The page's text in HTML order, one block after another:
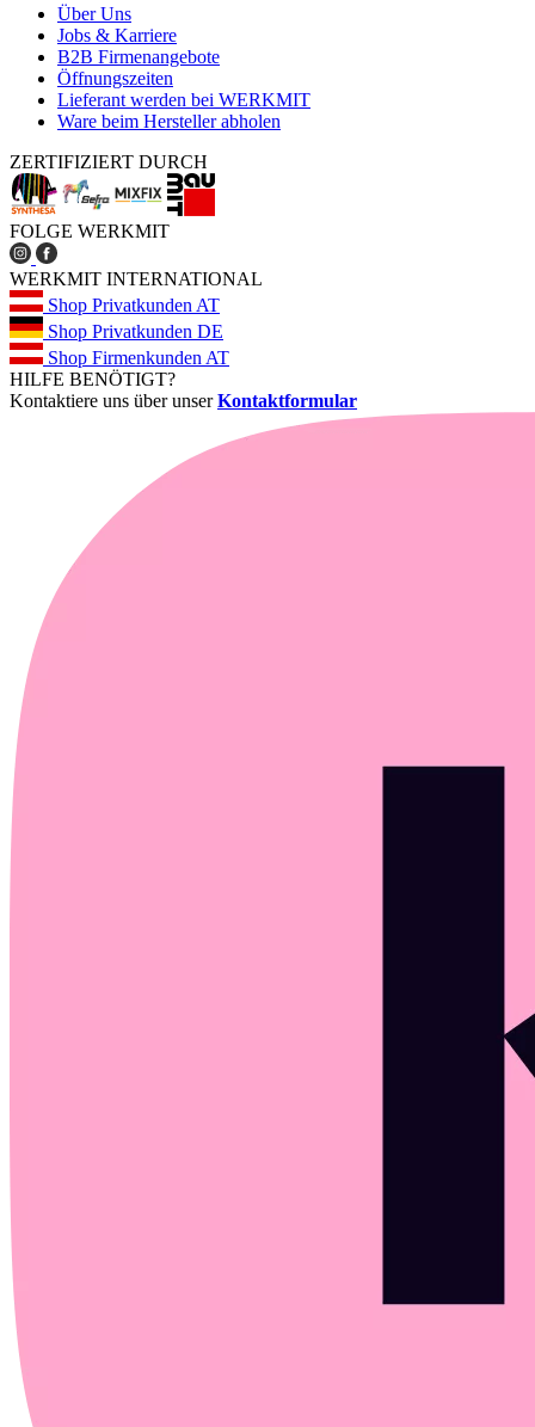
Über Uns
Jobs & Karriere
B2B Firmenangebote
Öffnungszeiten
Lieferant werden bei WERKMIT
Ware beim Hersteller abholen
ZERTIFIZIERT DURCH
FOLGE WERKMIT
WERKMIT INTERNATIONAL
Shop Privatkunden AT
Shop Privatkunden DE
Shop Firmenkunden AT
HILFE BENÖTIGT?
Kontaktiere uns über unserKontaktformular